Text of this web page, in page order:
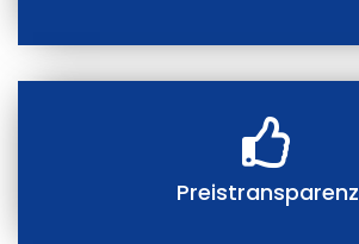
Preistransparenz